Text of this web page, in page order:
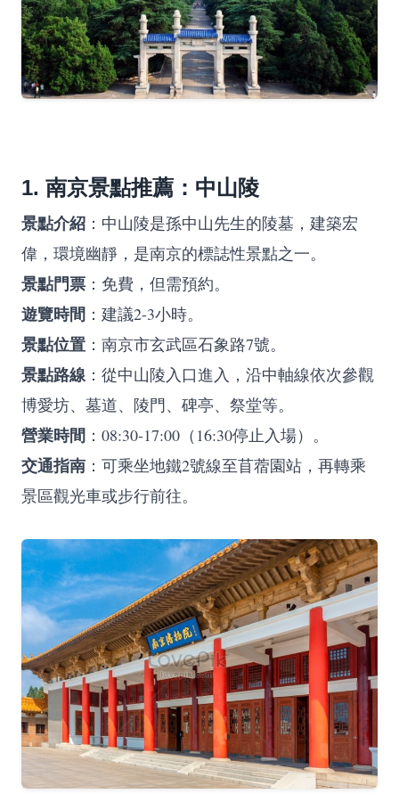
1. 南京景點推薦：中山陵
景點介紹 ：中山陵是孫中山先生的陵墓，建築宏
偉，環境幽靜，是南京的標誌性景點之一。
景點門票 ：免費，但需預約。
遊覽時間 ：建議2-3小時。
景點位置 ：南京市玄武區石象路7號。
景點路線 ：從中山陵入口進入，沿中軸線依次參觀
博愛坊、墓道、陵門、碑亭、祭堂等。
營業時間 ：08:30-17:00（16:30停止入場）。
交通指南 ：可乘坐地鐵2號線至苜蓿園站，再轉乘
景區觀光車或步行前往。